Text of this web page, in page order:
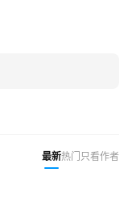
最新热门 只看作者